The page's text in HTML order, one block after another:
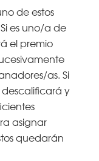
de estos
es uno/a de
el premio
as. Si
descalificará y
asignar
quedarán